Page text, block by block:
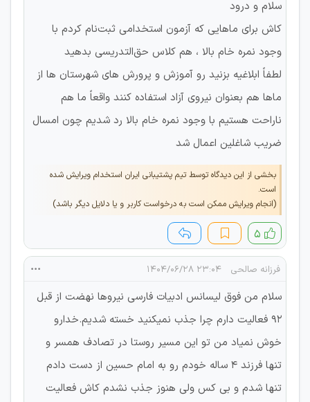
سلام و درود
کاش برای ماهایی که آزمون استخدامی ثبت‌نام کردم با
وجود نمره خام بالا ، هم کلاس حق‌التدریسی بدهید
لطفاً ابلاغیه بزنید رو آموزش و پرورش های شهرستان ها از
ماها هم بعنوان نیروی آزاد استفاده کنند واقعاً ما هم
ناراحت هستیم با وجود نمره خام بالا رد شدیم چون امسال
ضریب شاغلین اعمال شد
بخشی از این دیدگاه توسط تیم پشتیبانی ایران استخدام ویرایش شده
است.
(انجام ویرایش ممکن است به درخواست کاربر و یا دلایل دیگر باشد)
۵
فرزانه صالحی ۲۳:۰۴ ۱۴۰۴/۰۶/۲۸
سلام من فوق لیسانس ادبیات فارسی نیروها نهضت از قبل
۹۲ فعالیت دارم چرا جذب نمیکنید خسته شدیم.خدارو
خوش نمیاد من تو این مسیر روستا در تصادف همسر و
تنها فرزند ۴ ساله خودم رو به امام حسین از دست دادم
تنها شدم و بی کس ولی هنوز جذب نشدم کاش فعالیت